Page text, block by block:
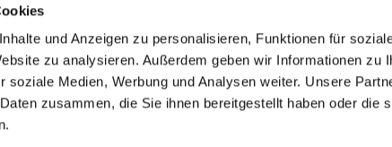
und Anzeigen zu personalisieren, Funktionen für
zu analysieren. Außerdem geben wir Informationen zu
soziale Medien, Werbung und Analysen weiter. Unsere
zusammen, die Sie ihnen bereitgestellt haben oder die
zusammen,
entwickeln.
die im
der Draco
die aktuellen
der